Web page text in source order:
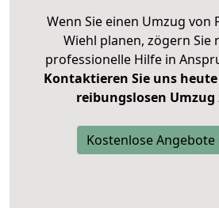
Wenn Sie einen Umzug von
Wiehl planen, zögern Sie
professionelle Hilfe in
Kontaktieren Sie uns heute
reibungslosen Umzug
Kostenlose